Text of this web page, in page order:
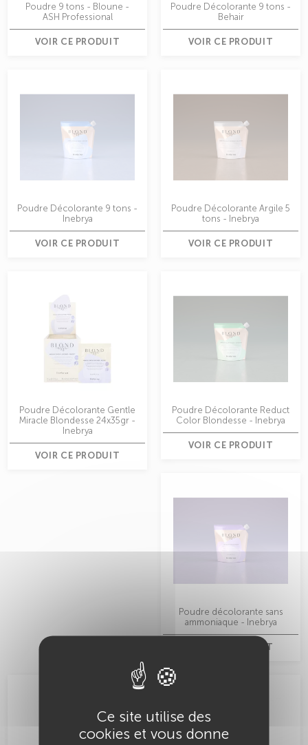
Poudre 9 tons - Bloune -
ASH Professional
VOIR CE PRODUIT
Poudre Décolorante 9 tons -
Behair
VOIR CE PRODUIT
Poudre Décolorante 9 tons -
Inebrya
VOIR CE PRODUIT
Poudre Décolorante Argile 5
tons - Inebrya
VOIR CE PRODUIT
Poudre Décolorante Gentle
Miracle Blondesse 24x35gr -
Inebrya
VOIR CE PRODUIT
Poudre Décolorante Reduct
Color Blondesse - Inebrya
VOIR CE PRODUIT
Poudre décolorante sans
ammoniaque - Inebrya
VOIR CE PRODUIT
Ce site utilise des
cookies et vous donne